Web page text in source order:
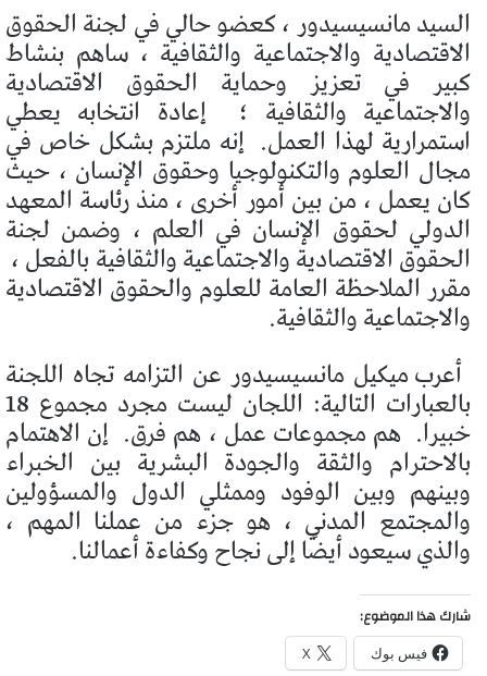
السيد مانسيسيدور ، كعضو حالي في لجنة الحقوق
الاقتصادية والاجتماعية والثقافية ، ساهم بنشاط
كبير في تعزيز وحماية الحقوق الاقتصادية
والاجتماعية والثقافية ؛ إعادة انتخابه يعطي
استمرارية لهذا العمل. إنه ملتزم بشكل خاص في
مجال العلوم والتكنولوجيا وحقوق الإنسان ، حيث
كان يعمل ، من بين أمور أخرى ، منذ رئاسة المعهد
الدولي لحقوق الإنسان في العلم ، وضمن لجنة
الحقوق الاقتصادية والاجتماعية والثقافية بالفعل ،
مقرر الملاحظة العامة للعلوم والحقوق الاقتصادية
والاجتماعية والثقافية.
أعرب ميكيل مانسيسيدور عن التزامه تجاه اللجنة
بالعبارات التالية: اللجان ليست مجرد مجموع 18
خبيرا. هم مجموعات عمل ، هم فرق. إن الاهتمام
بالاحترام والثقة والجودة البشرية بين الخبراء
وبينهم وبين الوفود وممثلي الدول والمسؤولين
والمجتمع المدني ، هو جزء من عملنا المهم ،
والذي سيعود أيضًا إلى نجاح وكفاءة أعمالنا.
شارك هذا الموضوع:
فيس بوك X